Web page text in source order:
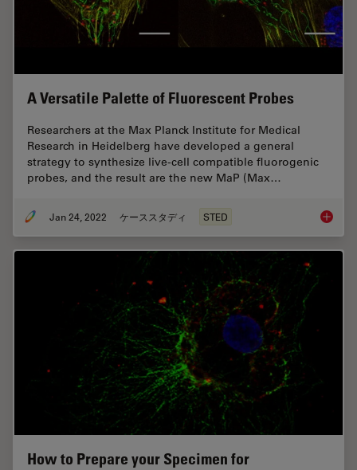
A Versatile Palette of Fluorescent Probes
Researchers at the Max Planck Institute for Medical
Research in Heidelberg have developed a general
strategy to synthesize live-cell compatible fluorogenic
probes, and the result are the new MaP (Max…
Jan 24, 2022 ケーススタディ STED A
How to Prepare your Specimen for